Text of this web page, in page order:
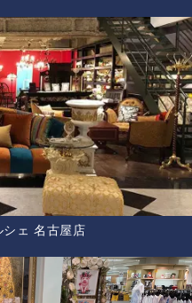
シェ 名古屋店